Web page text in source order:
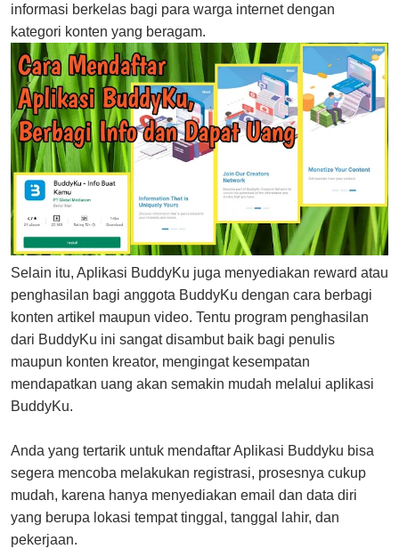
informasi berkelas bagi para warga internet dengan
kategori konten yang beragam.
Selain itu, Aplikasi BuddyKu juga menyediakan reward atau
penghasilan bagi anggota BuddyKu dengan cara berbagi
konten artikel maupun video. Tentu program penghasilan
dari BuddyKu ini sangat disambut baik bagi penulis
maupun konten kreator, mengingat kesempatan
mendapatkan uang akan semakin mudah melalui aplikasi
BuddyKu.
Anda yang tertarik untuk mendaftar Aplikasi Buddyku bisa
segera mencoba melakukan registrasi, prosesnya cukup
mudah, karena hanya menyediakan email dan data diri
yang berupa lokasi tempat tinggal, tanggal lahir, dan
pekerjaan.